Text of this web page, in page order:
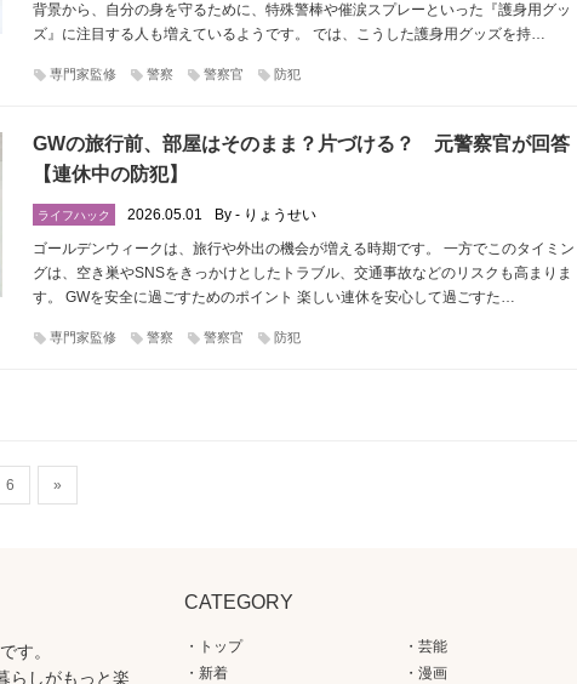
背景から、自分の身を守るために、特殊警棒や催涙スプレーといった『護身用グッ
ズ』に注目する人も増えているようです。 では、こうした護身用グッズを持…
専門家監修 警察 警察官 防犯
GWの旅行前、部屋はそのまま？片づける？ 元警察官が回答
【連休中の防犯】
ライフハック 2026.05.01
By - りょうせい
ゴールデンウィークは、旅行や外出の機会が増える時期です。 一方でこのタイミン
グは、空き巣やSNSをきっかけとしたトラブル、交通事故などのリスクも高まりま
す。 GWを安全に過ごすためのポイント 楽しい連休を安心して過ごすた…
専門家監修 警察 警察官 防犯
6 »
す。
らしがもっと楽
CATEGORY
トップ
新着
芸能
漫画